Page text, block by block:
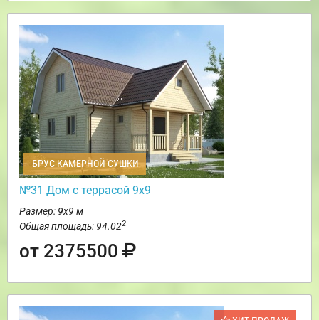
БРУС КАМЕРНОЙ СУШКИ
№31 Дом с террасой 9х9
Размер: 9х9 м
Общая площадь: 94.022
от 2375500